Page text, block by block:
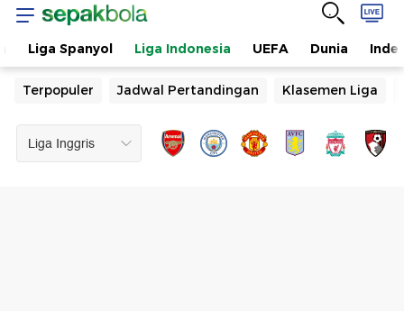
Liga Spanyol Liga Indonesia UEFA Dunia
Terpopuler Jadwal Pertandingan Klasemen Liga